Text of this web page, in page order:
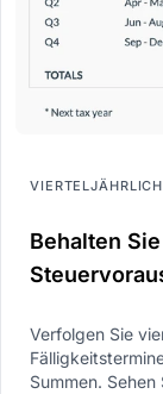
Behalten
Verfolgen Sie
Summen.